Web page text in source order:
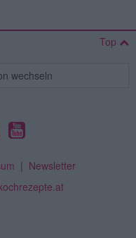
Top
wechseln
| Newsletter